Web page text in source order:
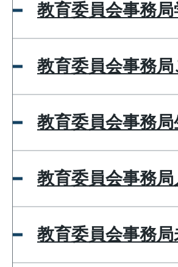
教育委員会事務
教育委員会事務
教育委員会事務
教育委員会事務
教育委員会事務